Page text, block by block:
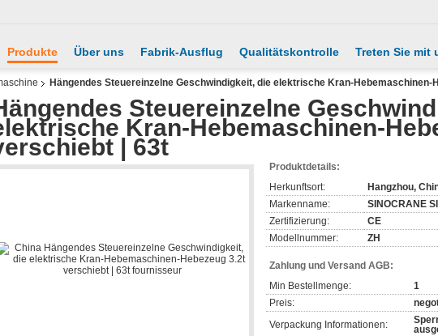
Produkte Über uns Fabrik-Ausflug Qualitätskontrolle Treten Sie mit
Hängendes Steuereinzelne Geschwindigkeit, die elektrische Kran-Hebemaschinen-
Steuereinzelne
Kran-Hebemaschinen-
| 63t
Produktdetails:
Herkunftsort:
Hangzhou,
Markenname:
SINOCRANE
Zertifizierung:
CE
Modellnummer:
ZH
Zahlung und Versand AGB:
Min Bestellmenge:
1
Preis:
Verpackung Informationen: